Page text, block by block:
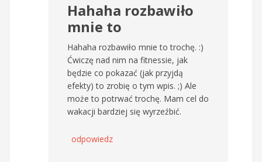
Hahaha rozbawiło
mnie to
Hahaha rozbawiło mnie to trochę. :)
Ćwiczę nad nim na fitnessie, jak
będzie co pokazać (jak przyjdą
efekty) to zrobię o tym wpis. ;) Ale
może to potrwać trochę. Mam cel do
wakacji bardziej się wyrzeźbić.
odpowiedz